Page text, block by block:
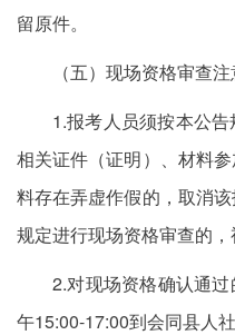
留原件。
（五）现场资格审查
1.报考人员须按本公
相关证件（证明）、材料
料存在弄虚作假的，取消
规定进行现场资格审查的，
2.对现场资格确认通
午15:00-17:00到会同县人